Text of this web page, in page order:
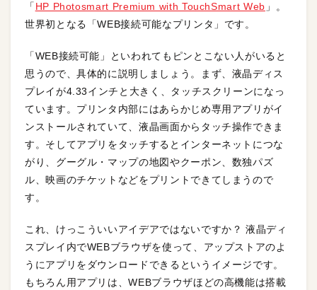
「 HP Photosmart Premium with TouchSmart Web 」。
世界初となる「WEB接続可能なプリンタ」です。
「WEB接続可能」といわれてもピンとこない人がいると
思うので、具体的に説明しましょう。まず、液晶ディス
プレイが4.33インチと大きく、タッチスクリーンになっ
ています。プリンタ内部にはあらかじめ専用アプリがイ
ンストールされていて、液晶画面からタッチ操作できま
す。そしてアプリをタッチするとインターネットにつな
がり、グーグル・マップの地図やクーポン、数独パズ
ル、映画のチケットなどをプリントできてしまうので
す。
これ、けっこういいアイデアではないですか？ 液晶ディ
スプレイ内でWEBブラウザを使って、アップストアのよ
うにアプリをダウンロードできるというイメージです。
もちろん用アプリは、WEBブラウザほどの高機能は搭載